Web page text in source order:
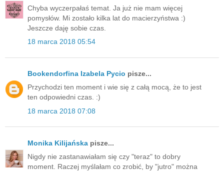
Chyba wyczerpałaś temat. Ja już nie mam więcej
pomysłów. Mi zostało kilka lat do macierzyństwa :)
Jeszcze daję sobie czas.
18 marca 2018 05:54
Bookendorfina Izabela Pycio pisze...
Przychodzi ten moment i wie się z całą mocą, że to jest
ten odpowiedni czas. :)
18 marca 2018 07:08
Monika Kilijańska pisze...
Nigdy nie zastanawiałam się czy "teraz" to dobry
moment. Raczej myślałam co zrobić, by "jutro" można